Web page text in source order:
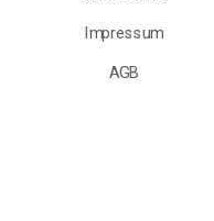
Impressum
AGB